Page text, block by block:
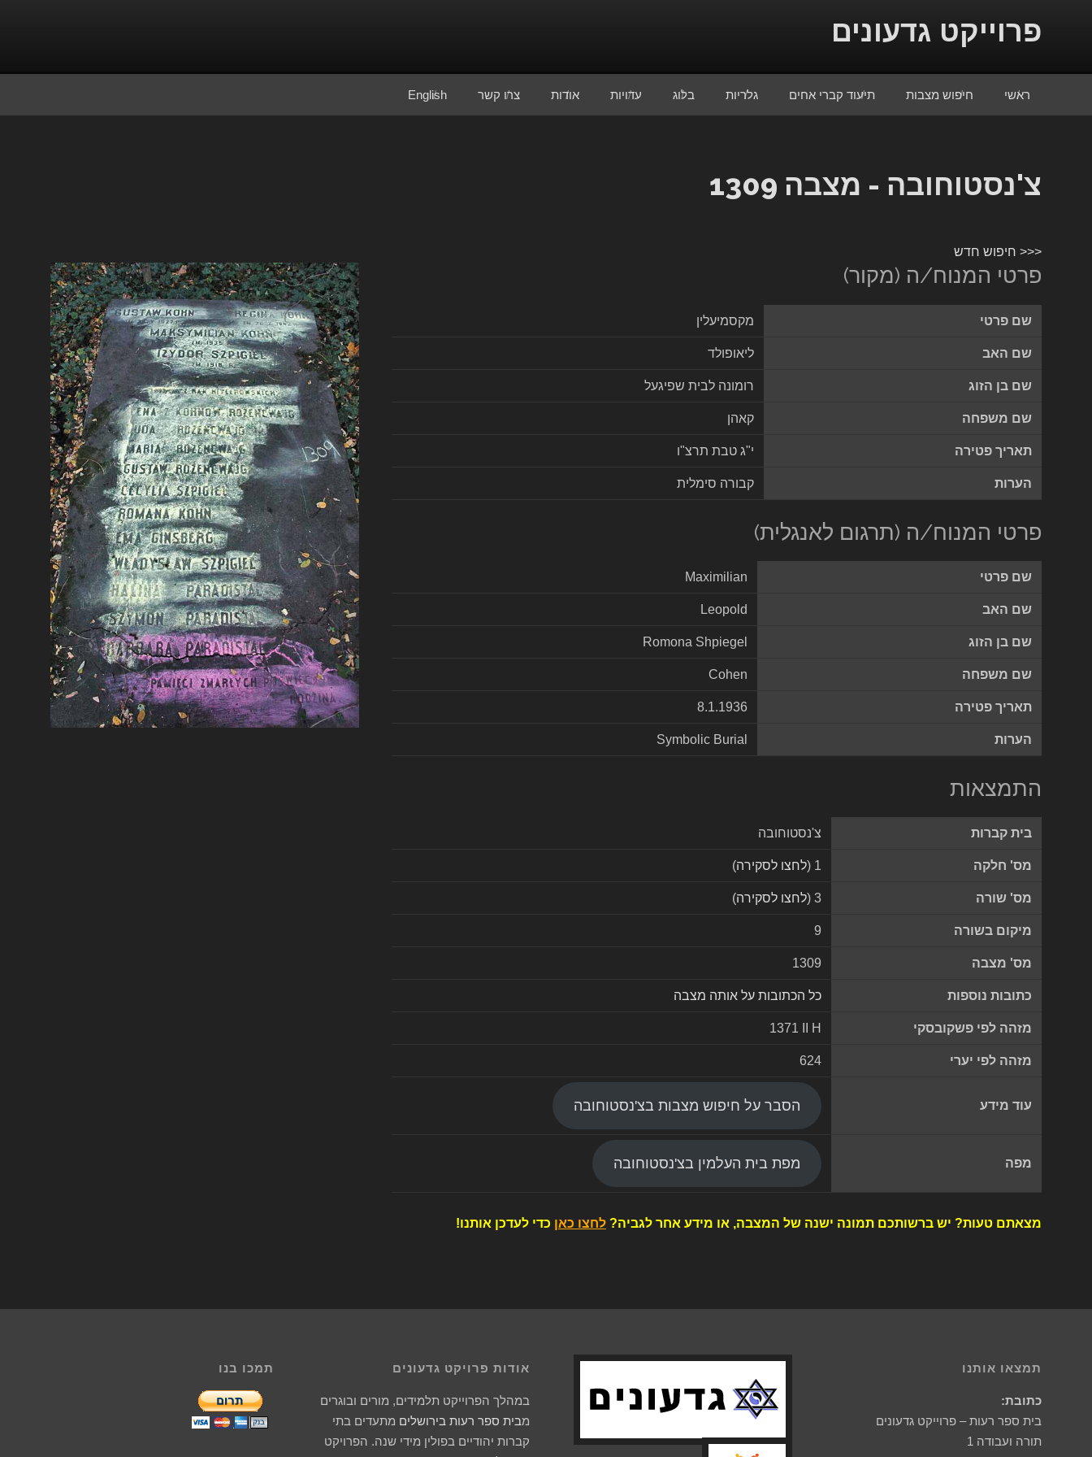
פרוייקט גדעונים
ראשי חיפוש מצבות תיעוד קברי אחים גלריות בלוג עדויות אודות צרו קשר English
צ'נסטוחובה - מצבה 1309
<<< חיפוש חדש
פרטי המנוח/ה (מקור)
שם פרטי מקסמיעלין
שם האב ליאופולד
שם בן הזוג רומונה לבית שפיגעל
שם משפחה קאהן
תאריך פטירה י"ג טבת תרצ"ו
הערות קבורה סימלית
פרטי המנוח/ה (תרגום לאנגלית)
שם פרטי Maximilian
שם האב Leopold
שם בן הזוג Romona Shpiegel
שם משפחה Cohen
תאריך פטירה 8.1.1936
הערות Symbolic Burial
התמצאות
בית קברות צ'נסטוחובה
מס' חלקה 1 ( לחצו לסקירה)
מס' שורה 3 ( לחצו לסקירה)
מיקום בשורה 9
מס' מצבה 1309
כתובות נוספות כל הכתובות על אותה מצבה
מזהה לפי פשקובסקי 1371 II H
מזהה לפי יערי 624
עוד מידע הסבר על חיפוש מצבות בצ'נסטוחובה
מפה מפת בית העלמין בצ'נסטוחובה
מצאתם טעות? יש ברשותכם תמונה ישנה של המצבה, או מידע אחר לגביה? לחצו כאן כדי לעדכן אותנו!
תמצאו אותנו
כתובת:
בית ספר רעות – פרוייקט גדעונים
תורה ועבודה 1
אודות פרויקט גדעונים
במהלך הפרוייקט תלמידים, מורים ובוגרים
מבית ספר רעות בירושלים מתעדים בתי
קברות יהודיים בפולין מידי שנה. הפרויקט
תמכו בנו